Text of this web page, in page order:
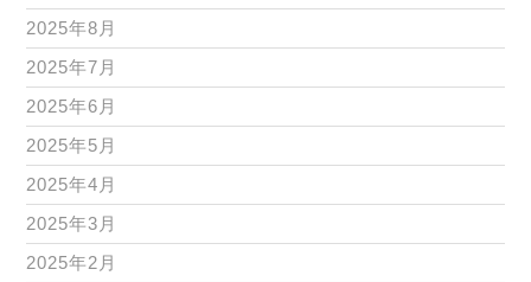
2025年8月
2025年7月
2025年6月
2025年5月
2025年4月
2025年3月
2025年2月